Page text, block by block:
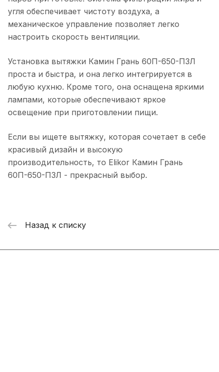
угля обеспечивает чистоту воздуха, а
механическое управление позволяет легко
настроить скорость вентиляции.
Установка вытяжки Камин Грань 60П-650-П3Л
проста и быстра, и она легко интегрируется в
любую кухню. Кроме того, она оснащена яркими
лампами, которые обеспечивают яркое
освещение при приготовлении пищи.
Если вы ищете вытяжку, которая сочетает в себе
красивый дизайн и высокую
производительность, то Elikor Камин Грань
60П-650-П3Л - прекрасный выбор.
Назад к списку